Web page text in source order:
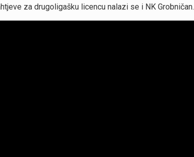
za drugoligašku licencu nalazi se i NK Grobničan.